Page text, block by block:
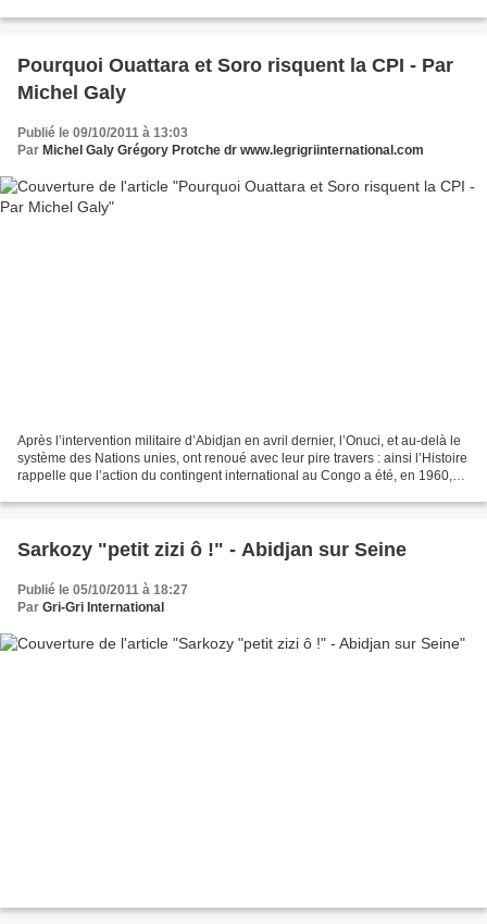
Pourquoi Ouattara et Soro risquent la CPI - Par
Michel Galy
Publié le 09/10/2011 à 13:03
Par Michel Galy Grégory Protche dr www.legrigriinternational.com
Après l’intervention militaire d’Abidjan en avril dernier, l’Onuci, et au-delà le
système des Nations unies, ont renoué avec leur pire travers : ainsi l’Histoire
rappelle que l’action du contingent international au Congo a été, en 1960,
Sarkozy "petit zizi ô !" - Abidjan sur Seine
Publié le 05/10/2011 à 18:27
Par Gri-Gri International